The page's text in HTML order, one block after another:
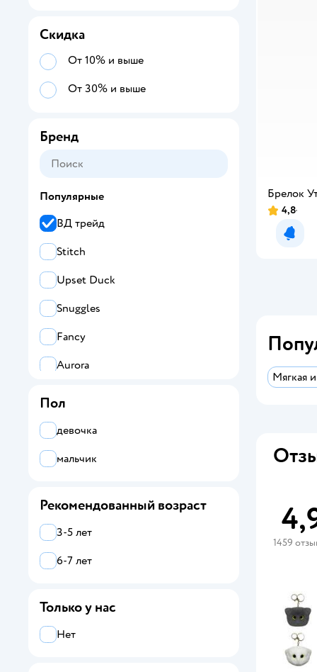
Брелок
4,8
Мягкая
1459
Скидка
От 10% и выше
От 30% и выше
Бренд
Популярные
ВД трейд
Stitch
Upset Duck
Snuggles
Fancy
Aurora
Все
ВД трейд
Aurora
Пол
девочка
мальчик
Рекомендованный возраст
3-5 лет
6-7 лет
Только у нас
Нет